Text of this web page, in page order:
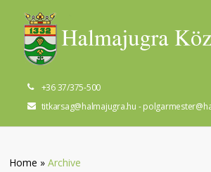
+36 37/375-500
titkarsag@halmajugra.hu -
Home »Archive